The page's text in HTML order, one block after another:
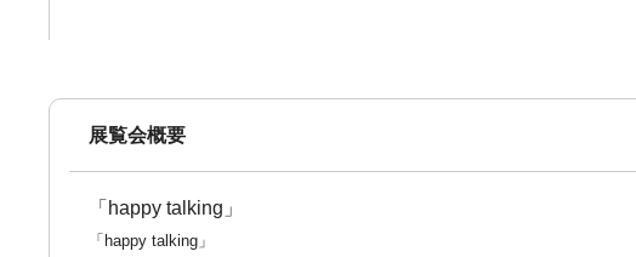
展覧会概要
「happy talking」
「happy talking」